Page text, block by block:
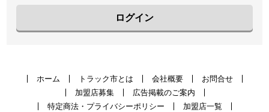
ログイン
ホーム トラック市とは 会社概要
お問合せ
加盟店募集
広告掲載のご案内
特定商法・プライバシーポリシー
加盟店一覧